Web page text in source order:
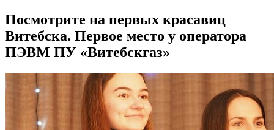
Посмотрите на первых красавиц
Витебска. Первое место у оператора
ПЭВМ ПУ «Витебскгаз»